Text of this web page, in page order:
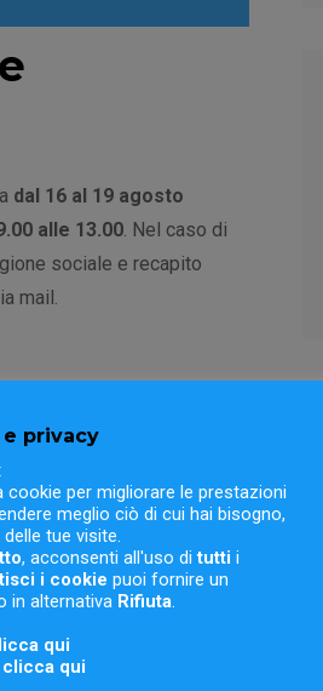
dal 16 al 19 agosto
alle 13.00. Nel caso di
sociale e recapito
mail.
Articolo Successivo
iesse academy
privacy
cookie per migliorare le prestazioni
meglio ciò di cui hai bisogno,
tue visite.
, acconsenti all'uso ditutti i
i cookie puoi fornire un
in alternativa Rifiuta.
qui
clicca qui